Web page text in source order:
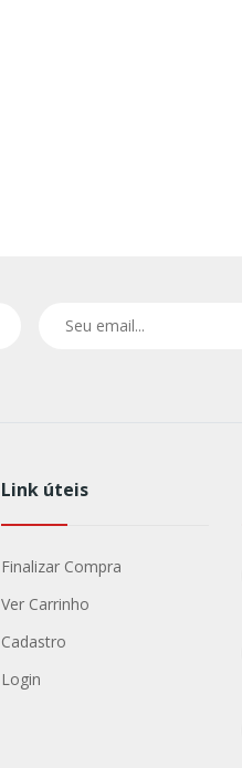
Link úteis
Finalizar Compra
Ver Carrinho
Cadastro
Login